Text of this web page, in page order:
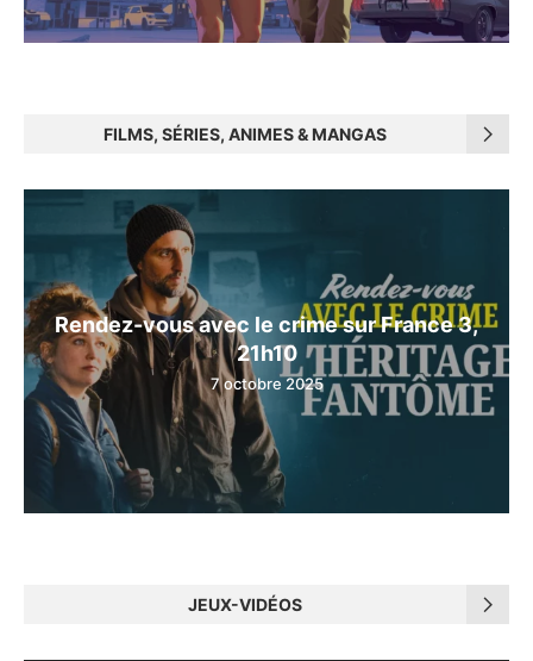
FILMS, SÉRIES, ANIMES & MANGAS
Rendez-vous avec le crime sur France 3,
21h10
7 octobre 2025
JEUX-VIDÉOS